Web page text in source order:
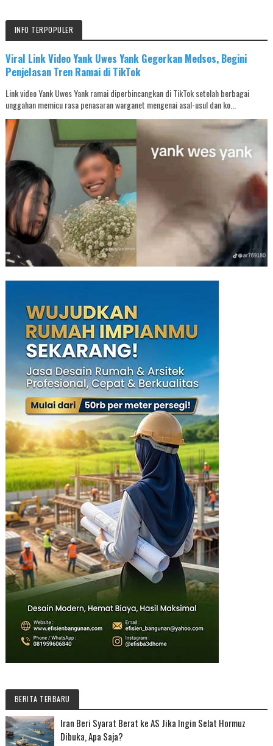
INFO TERPOPULER
Viral Link Video Yank Uwes Yank Gegerkan Medsos, Begini
Penjelasan Tren Ramai di TikTok
Link video Yank Uwes Yank ramai diperbincangkan di TikTok setelah berbagai
unggahan memicu rasa penasaran warganet mengenai asal-usul dan ko...
BERITA TERBARU
Iran Beri Syarat Berat ke AS Jika Ingin Selat Hormuz
Dibuka, Apa Saja?